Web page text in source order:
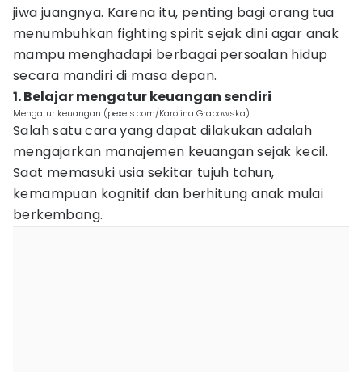
jiwa juangnya. Karena itu, penting bagi orang tua
menumbuhkan fighting spirit sejak dini agar anak
mampu menghadapi berbagai persoalan hidup
secara mandiri di masa depan.
1. Belajar mengatur keuangan sendiri
Mengatur keuangan (pexels.com/Karolina Grabowska)
Salah satu cara yang dapat dilakukan adalah
mengajarkan manajemen keuangan sejak kecil.
Saat memasuki usia sekitar tujuh tahun,
kemampuan kognitif dan berhitung anak mulai
berkembang.